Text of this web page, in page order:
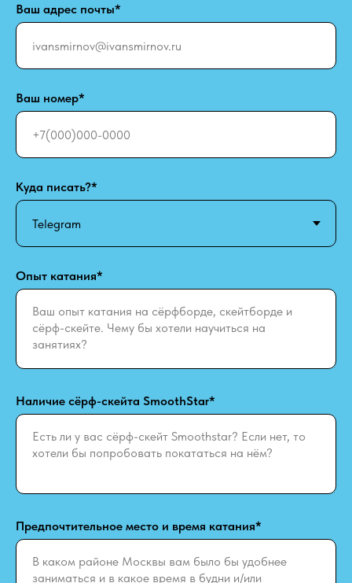
Ваш адрес почты*
Ваш номер*
Куда писать?*
Опыт катания*
Наличие сёрф-скейта SmoothStar*
Предпочтительное место и время катания*